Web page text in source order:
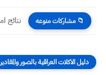
📁 مشاركات منوعه
دليل الاكلات العراقية بالصور والمقادير